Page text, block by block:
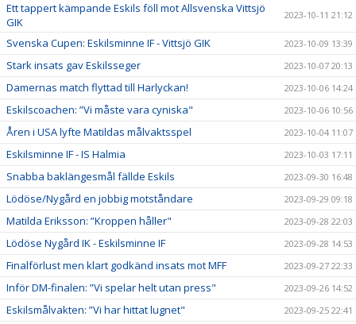
Ett tappert kämpande Eskils föll mot Allsvenska Vittsjö
GIK
2023-10-11 21:12
Svenska Cupen: Eskilsminne IF - Vittsjö GIK 2023-10-09 13:39
Stark insats gav Eskilsseger 2023-10-07 20:13
Damernas match flyttad till Harlyckan! 2023-10-06 14:24
Eskilscoachen: ”Vi måste vara cyniska" 2023-10-06 10:56
Åren i USA lyfte Matildas målvaktsspel 2023-10-04 11:07
Eskilsminne IF - IS Halmia 2023-10-03 17:11
Snabba baklängesmål fällde Eskils 2023-09-30 16:48
Lödöse/Nygård en jobbig motståndare 2023-09-29 09:18
Matilda Eriksson: ”Kroppen håller" 2023-09-28 22:03
Lödöse Nygård IK - Eskilsminne IF 2023-09-28 14:53
Finalförlust men klart godkänd insats mot MFF 2023-09-27 22:33
Inför DM-finalen: ”Vi spelar helt utan press" 2023-09-26 14:52
Eskilsmålvakten: ”Vi har hittat lugnet" 2023-09-25 22:41